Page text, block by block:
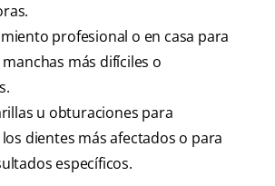
profesional o en casa para
más difíciles o
u obturaciones para
dientes más afectados o para
específicos.